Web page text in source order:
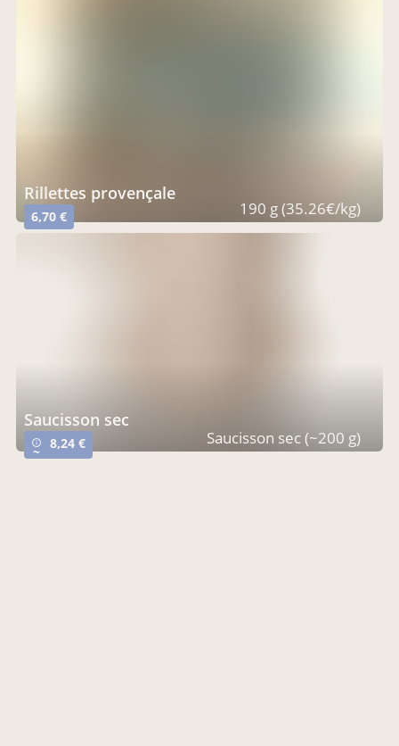
rillettes provençale
6,70 € 190 g (35.26€/kg)
saucisson sec
info_outline
~ 8,24 € Saucisson sec (~200 g)